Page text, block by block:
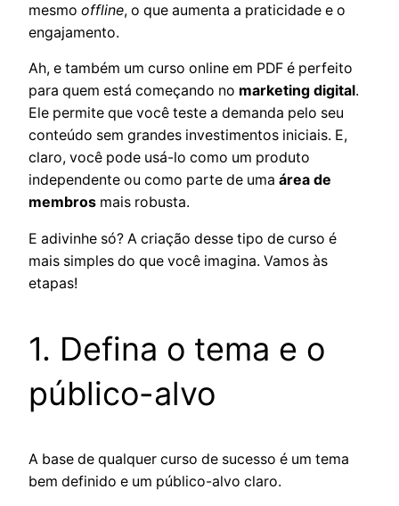
mesmo offline, o que aumenta a praticidade e o
engajamento.
Ah, e também um curso online em PDF é perfeito
para quem está começando no marketing digital.
Ele permite que você teste a demanda pelo seu
conteúdo sem grandes investimentos iniciais. E,
claro, você pode usá-lo como um produto
independente ou como parte de uma área de
membros mais robusta.
E adivinhe só? A criação desse tipo de curso é
mais simples do que você imagina. Vamos às
etapas!
1. Defina o tema e o
público-alvo
A base de qualquer curso de sucesso é um tema
bem definido e um público-alvo claro.